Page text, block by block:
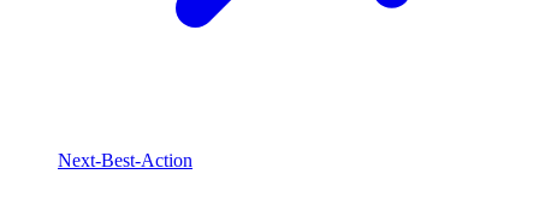
Next-Best-Action